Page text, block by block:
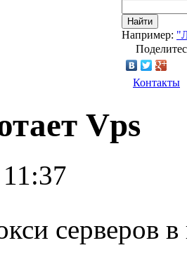
Найти
Например:
Контакты
Vps
серверов